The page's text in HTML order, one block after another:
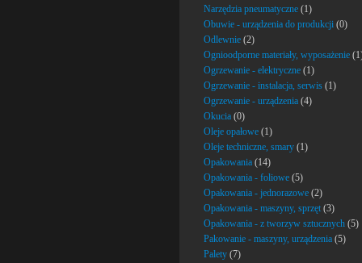
Narzędzia pneumatyczne (1)
Obuwie - urządzenia do produkcji (0)
Odlewnie (2)
Ognioodporne materiały, wyposażenie
Ogrzewanie - elektryczne (1)
Ogrzewanie - instalacja, serwis (1)
Ogrzewanie - urządzenia (4)
Okucia (0)
Oleje opałowe (1)
Oleje techniczne, smary (1)
Opakowania (14)
Opakowania - foliowe (5)
Opakowania - jednorazowe (2)
Opakowania - maszyny, sprzęt (3)
Opakowania - z tworzyw sztucznych (5)
Pakowanie - maszyny, urządzenia (5)
Palety (7)